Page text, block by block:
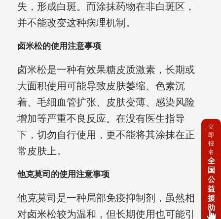
失，形成白斑。而涂抹药物在非白斑区，
并不能改变这种病理机制。
卤米松的使用注意事项
卤米松是一种有效果糖皮质激素，长期或
大面积使用可能导致皮肤萎缩、色素沉
着、毛细血管扩张、皮肤变薄、感染风险
增加等严重不良反应。在没有医生指导
下，切勿自行使用，更不能将其涂抹在正
常皮肤上。
他克莫司的使用注意事项
他克莫司是一种局部免疫抑制剂，虽然相
对卤米松较为温和，但长期使用也可能引
立
即
报
名
全
国
公
益
援
助